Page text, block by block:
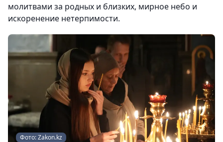
молитвами за родных и близких, мирное небо и
искоренение нетерпимости.
Фото: Zakon.kz